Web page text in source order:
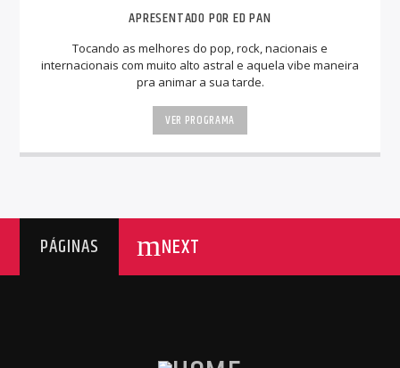
APRESENTADO POR ED PAN
Tocando as melhores do pop, rock, nacionais e
internacionais com muito alto astral e aquela vibe maneira
pra animar a sua tarde.
VER PROGRAMA
PÁGINAS NEXT